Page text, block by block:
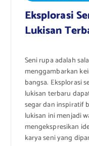
Eksplorasi
Lukisan
Seni rupa adalah
menggambarkan
bangsa. Eksplorasi
lukisan terbaru
segar dan inspiratif
lukisan ini menjadi
mengekspresikan
karya seni yang